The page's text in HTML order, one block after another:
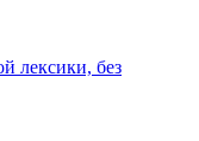
лексики, без